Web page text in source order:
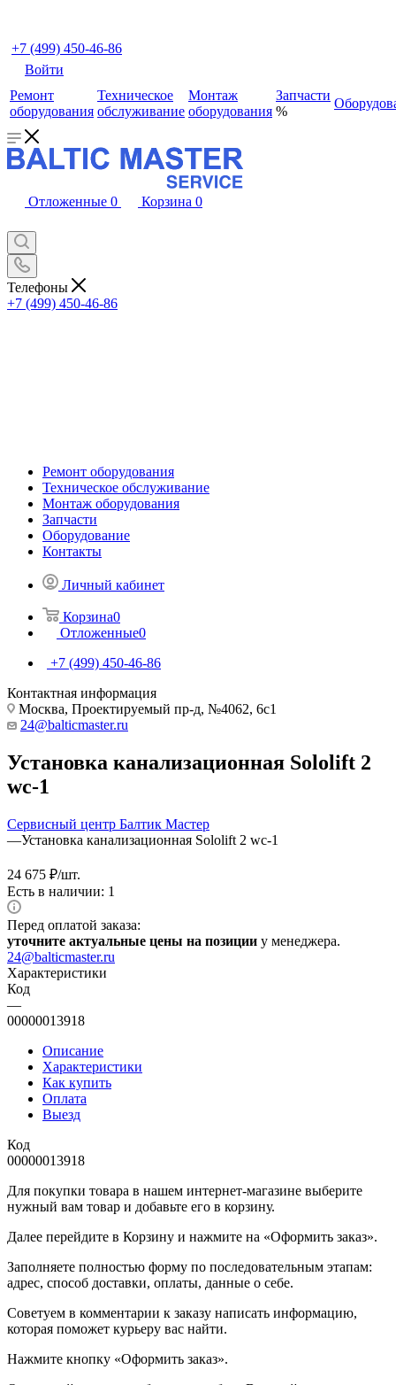
+7 (499) 450-46-86
Войти
Ремонт
оборудования
Техническое
обслуживание
Монтаж
оборудования
Запчасти
%
Отложенные 0 Корзина 0
Телефоны
+7 (499) 450-46-86
Ремонт оборудования
Техническое обслуживание
Монтаж оборудования
Запчасти
Оборудование
Контакты
Личный кабинет
Корзина0
Отложенные0
+7 (499) 450-46-86
Контактная информация
Москва, Проектируемый пр-д, №4062, 6с1
24@balticmaster.ru
Установка канализационная Sololift 2
wc-1
Сервисный центр Балтик Мастер
—Установка канализационная Sololift 2 wc-1
24 675 ₽/шт.
Есть в наличии: 1
Перед оплатой заказа:
уточните актуальные цены на позиции у менеджера.
24@balticmaster.ru
Характеристики
Код
—
00000013918
Описание
Характеристики
Как купить
Оплата
Выезд
Код
00000013918
Для покупки товара в нашем интернет-магазине выберите
нужный вам товар и добавьте его в корзину.
Далее перейдите в Корзину и нажмите на «Оформить заказ».
​​​​​​​Заполняете полностью форму по последовательным этапам:
адрес, способ доставки, оплаты, данные о себе.
​​​​​​​Советуем в комментарии к заказу написать информацию,
которая поможет курьеру вас найти.
​​​​​​​Нажмите кнопку «Оформить заказ».